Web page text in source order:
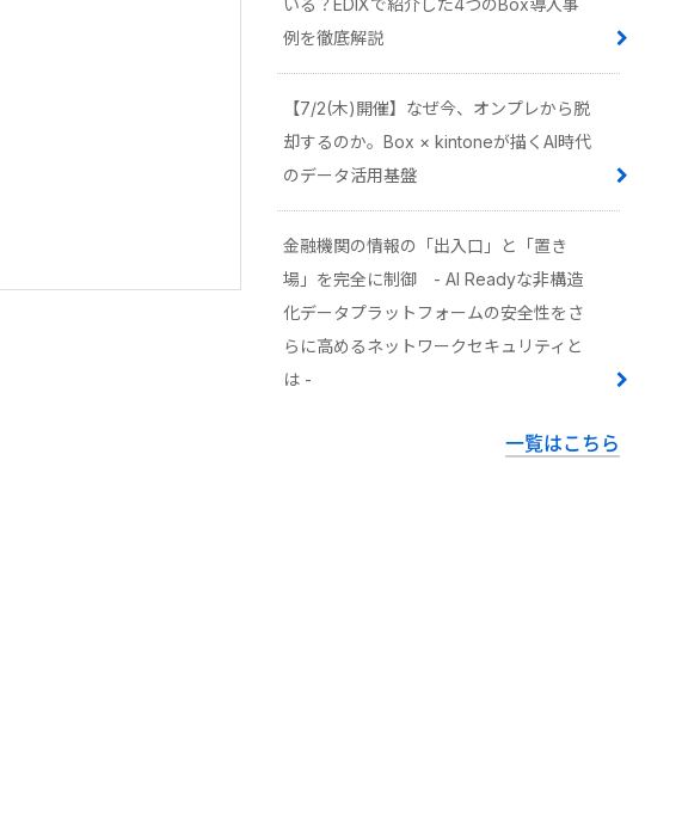
いる？EDIXで紹介した4つのBox導入事
例を徹底解説
【7/2(木)開催】なぜ今、オンプレから脱
却するのか。Box × kintoneが描くAI時代
のデータ活用基盤
金融機関の情報の「出入口」と「置き
場」を完全に制御 - AI Readyな非構造
化データプラットフォームの安全性をさ
らに高めるネットワークセキュリティと
は -
一覧はこちら